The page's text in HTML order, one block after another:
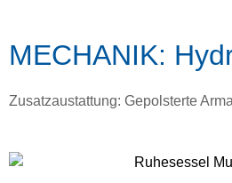
MECHANIK:
Zusatzaustattung: Gepolsterte